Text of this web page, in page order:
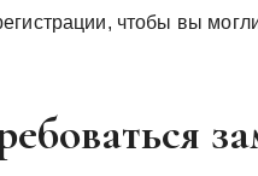
чтобы вы